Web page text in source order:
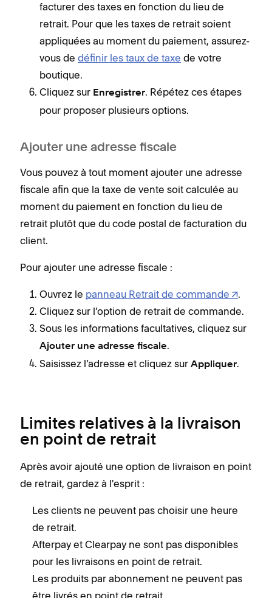
facturer des taxes en fonction du lieu de
retrait. Pour que les taxes de retrait soient
appliquées au moment du paiement, assurez-
vous de définir les taux de taxe de votre
boutique.
Cliquez sur Enregistrer. Répétez ces étapes
pour proposer plusieurs options.
Ajouter une adresse fiscale
Vous pouvez à tout moment ajouter une adresse
fiscale afin que la taxe de vente soit calculée au
moment du paiement en fonction du lieu de
retrait plutôt que du code postal de facturation du
client.
Pour ajouter une adresse fiscale :
Ouvrez le panneau Retrait de commande
.
Cliquez sur l’option de retrait de commande.
Sous les informations facultatives, cliquez sur
Ajouter une adresse fiscale.
Saisissez l’adresse et cliquez sur Appliquer.
Limites relatives à la livraison
en point de retrait
Après avoir ajouté une option de livraison en point
de retrait, gardez à l'esprit :
Les clients ne peuvent pas choisir une heure
de retrait.
Afterpay et Clearpay ne sont pas disponibles
pour les livraisons en point de retrait.
Les produits par abonnement ne peuvent pas
être livrés en point de retrait.